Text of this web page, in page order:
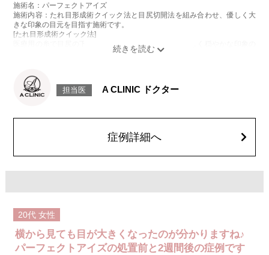
施術名：パーフェクトアイズ
施術内容：たれ目形成術クイック法と目尻切開法を組み合わせ、優しく大
きな印象の目元を目指す施術です。
[たれ目形成術クイック法]
医療用の糸で目尻の下側を軽く引き下げることで、優しく穏やかな印象の
なり、目の横幅を大きく見せる施術です。
施術時間：約30分程
後一時的に生じることがございます。また、稀に細菌感染症、左右差、後
戻り、目尻のラインに段差が生じる、睫毛が切れたり抜ける、結膜腫脹な
どが生じることがございます。
オプション：笑気麻酔 3,300円(税込)
担当医 A CLINIC ドクター
症例詳細へ
20代 女性
横から見ても目が大きくなったのが分かりますね♪
パーフェクトアイズの処置前と2週間後の症例です